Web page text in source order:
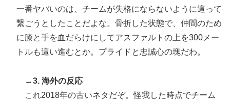
▶ 韓国人「熊本地震発生時の病院手術中に突然の大揺れが
凄まじい状況だ」
▶ 海外「まるでトランプ」FIFAがW杯開催都市と結んだ約
束を守らないことに海外大騒ぎ！（海外の反応）
ちらです‥」→「国境を越えた驚くべき歴史のつなが
り‥」
一番ヤバいのは、チームが失格にならないように這って
繋ごうとしたことだよな。骨折した状態で、仲間のため
に膝と手を血だらけにしてアスファルトの上を300メー
トルも這い進むとか。プライドと忠誠心の塊だわ。
→3. 海外の反応
これ2018年の古いネタだぞ。怪我した時点でチーム